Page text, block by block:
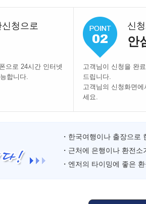
청으로
으로 24시간 인터넷
합니다.
신
안
고객님이 신청을 완
드립니다.
고객님의 신청화면
세요.
・한국여행이나 출장으
・근처에 은행이나 환전
・엔저의 타이밍에 좋은